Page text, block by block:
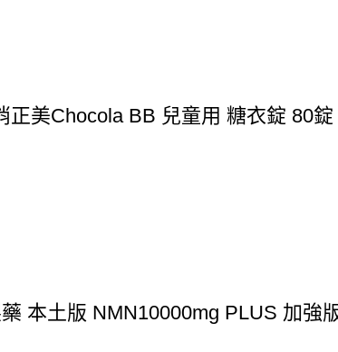
正美Chocola BB 兒童用 糖衣錠 80
藥 本土版 NMN10000mg PLUS 加